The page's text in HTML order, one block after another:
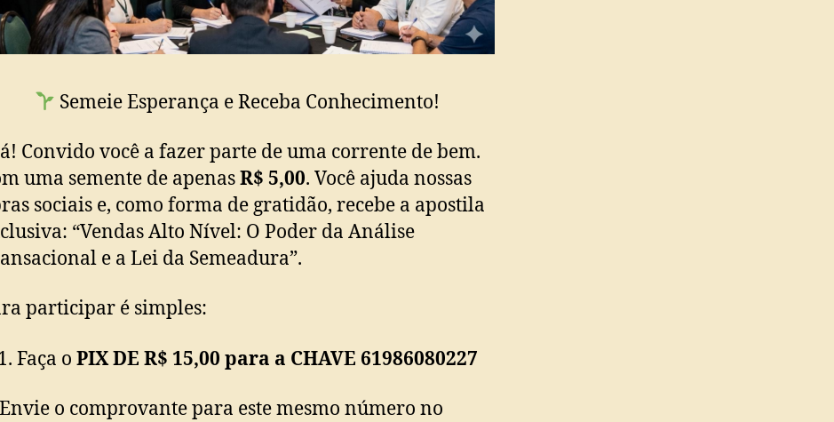
Semeie Esperança e Receba Conhecimento!
Convido você a fazer parte de uma corrente de bem.
uma semente de apenasR$ 5,00. Você ajuda nossas
sociais e, como forma de gratidão, recebe a apostila
“Vendas Alto Nível: O Poder da Análise
e a Lei da Semeadura”.
participar é simples:
Faça o PIX DE R$ 15,00 para a CHAVE 61986080227
o comprovante para este mesmo número no